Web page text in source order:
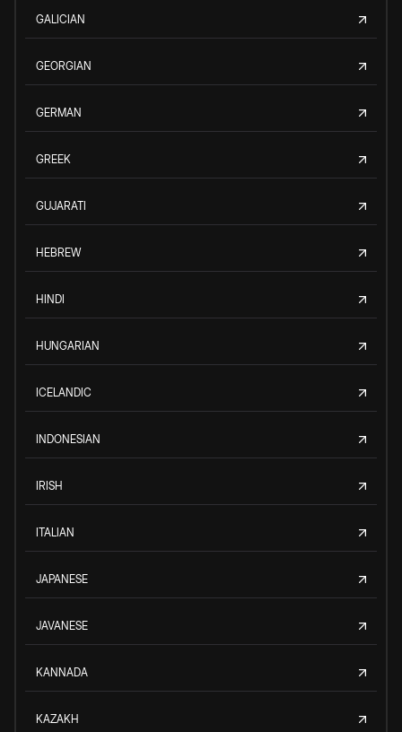
GALICIAN
GEORGIAN
GERMAN
GREEK
GUJARATI
HEBREW
HINDI
HUNGARIAN
ICELANDIC
INDONESIAN
IRISH
ITALIAN
JAPANESE
JAVANESE
KANNADA
KAZAKH